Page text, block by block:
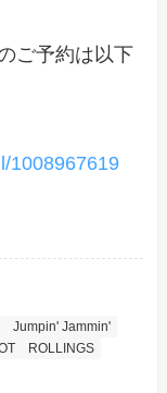
ご予約は以下
1008967619
Jumpin' Jammin'
ROLLINGS